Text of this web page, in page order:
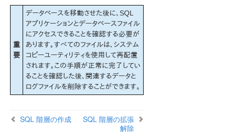
SQL Server 設定上の考慮事項
SQL Server 階層の管理
トラブルシューティング
はじめに SIOS Protection Suite PostgreSQL サーバー
SIOS Protection Suite Oracle
はじめに SIOS Protection Suite Microsoft Internet
Information Services
SIOS Protection Suite Recovery Kit for Route 53™ 管
理ガイド
SIOS Protection Suite for Windows サポートマトリッ
重
要
データベースを移動させた後に、SQL
アプリケーションとデータベースファイル
にアクセスできることを確認する必要が
あります。すべてのファイルは、システム
コピーユーティリティを使用して再配置
されます。この手順が正常に完了してい
ることを確認した後、関連するデータと
ログファイルを削除することができます。
SQL 階層の作成
SQL 階層の拡張
解除